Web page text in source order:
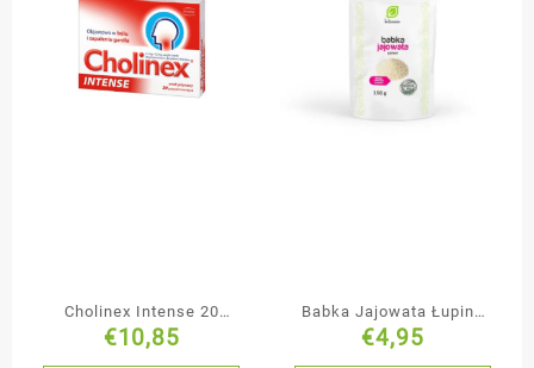
Cholinex Intense 20
Pastylek
€10,85
Babka Jajowata Łupiny
150g
€4,95